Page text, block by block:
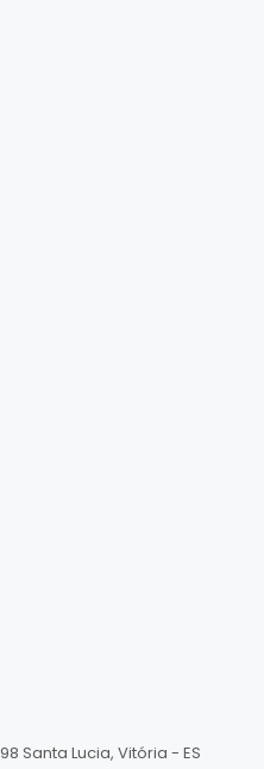
Santa Lucia, Vitória - ES